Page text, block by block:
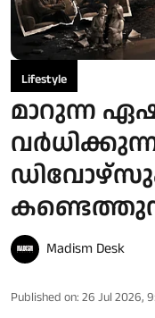
Lifestyle
മാറുന്ന
Madism Desk
Published on: 26 Jul 2026,